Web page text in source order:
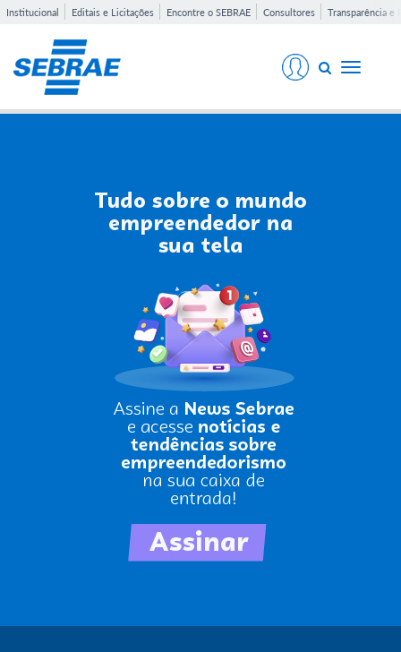
Institucional Editais e Licitações Encontre o SEBRAE Consultores Transparência e
Toggle